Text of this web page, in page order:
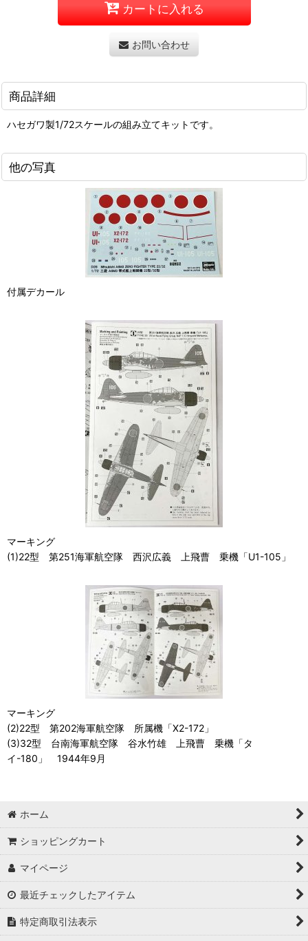
カートに入れる
お問い合わせ
商品詳細
ハセガワ製1/72スケールの組み立てキットです。
他の写真
付属デカール
マーキング
(1)22型 第251海軍航空隊 西沢広義 上飛曹 乗機「U1-105」
マーキング
(2)22型 第202海軍航空隊 所属機「X2-172」
(3)32型 台南海軍航空隊 谷水竹雄 上飛曹 乗機「タ
イ-180」 1944年9月
ホーム
ショッピングカート
マイページ
最近チェックしたアイテム
特定商取引法表示